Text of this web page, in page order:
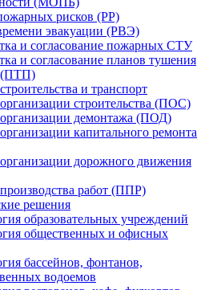
рисков (РР)
эвакуации (РВЭ)
и согласование пожарных СТУ
и согласование планов тушения
(ПТП)
и транспорт
строительства (ПОС)
демонтажа (ПОД)
капитального ремонта
дорожного движения
работ (ППР)
решения
образовательных учреждений
общественных и офисных
бассейнов, фонтанов,
водоемов